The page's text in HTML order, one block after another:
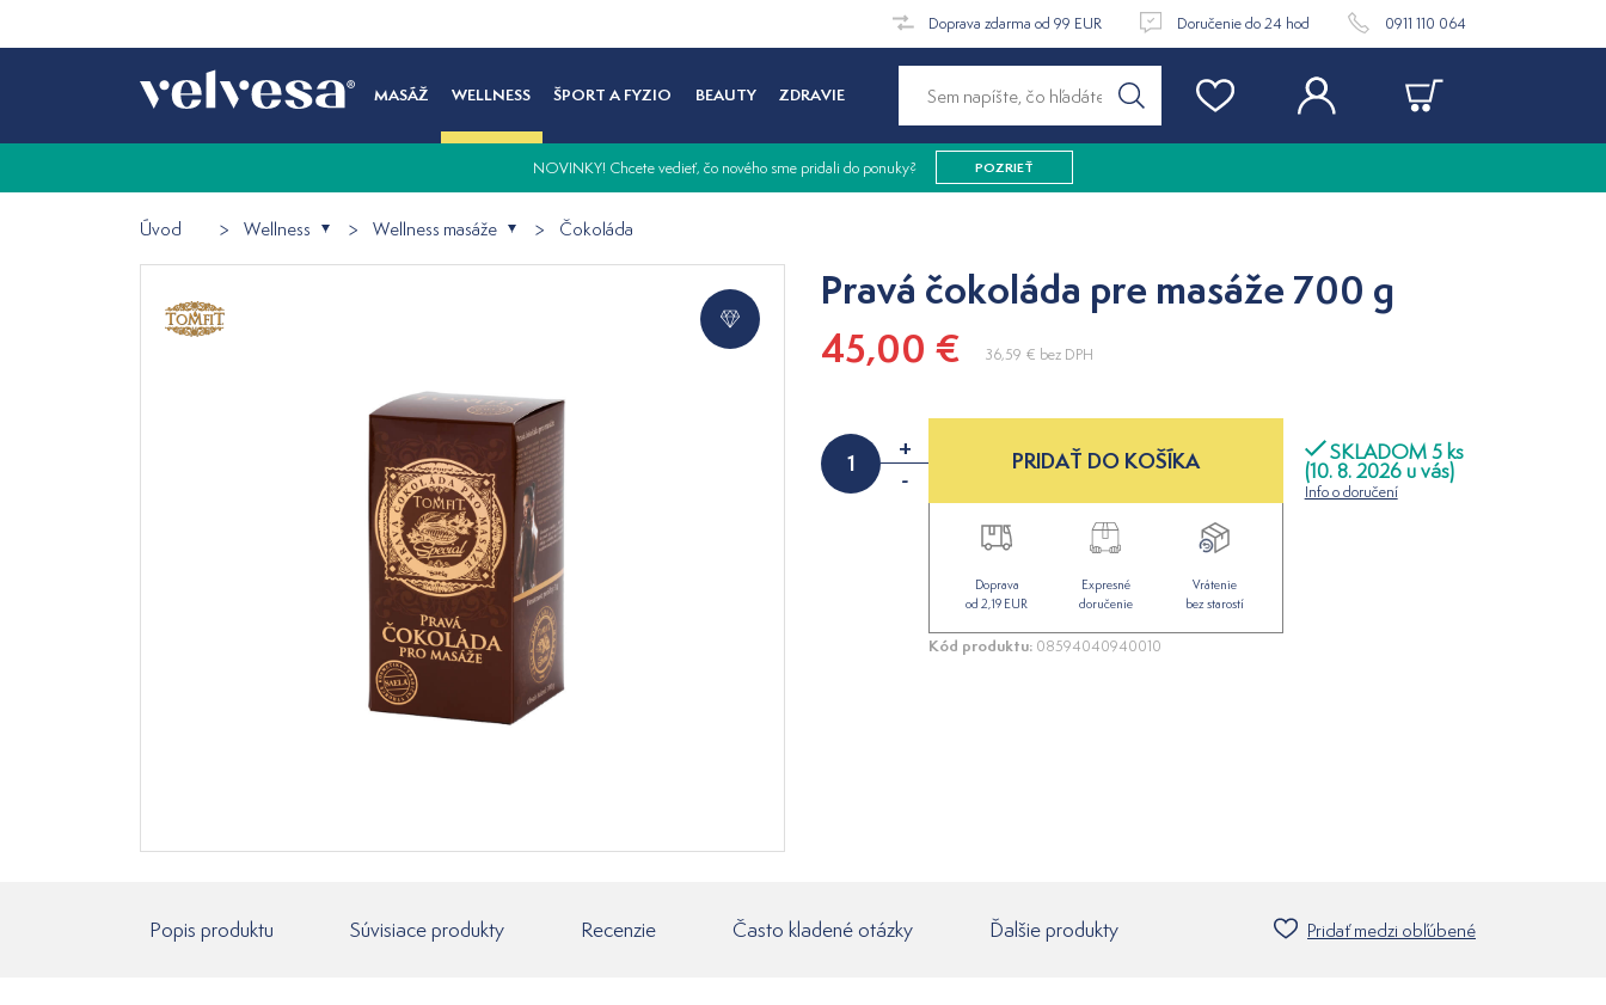
Doprava zdarma od 99 EUR Doručenie do 24 hod 0911 110 064
MASÁŽ WELLNESS ŠPORT A FYZIO BEAUTY ZDRAVIE
NOVINKY! Chcete vedieť, čo nového sme pridali do ponuky? POZRIEŤ
Úvod Wellness Wellness masáže Čokoláda
Pravá čokoláda pre masáže 700 g
45,00 €
36,59 € bez DPH
+
-
SKLADOM 5 ks
(10. 8. 2026 u vás)
Info o doručení
PRIDAŤ DO KOŠÍKA
Doprava
od 2,19 EUR
Expresné
doručenie
Vrátenie
bez starostí
Kód produktu: 08594040940010
Popis produktu Súvisiace produkty Recenzie Často kladené otázky Ďalšie produkty Pridať medzi obľúbené